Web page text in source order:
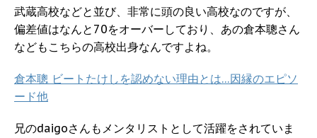
武蔵高校などと並び、非常に頭の良い高校なのですが、
偏差値はなんと70をオーバーしており、あの倉本聰さん
などもこちらの高校出身なんですよね。
倉本聰 ビートたけしを認めない理由とは…因縁のエピソ
ード他
兄のdaigoさんもメンタリストとして活躍をされていま